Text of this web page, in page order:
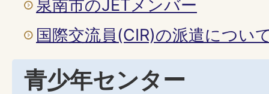
泉南市のJETメンバー
国際交流員(CIR)の派遣につい
青少年センター